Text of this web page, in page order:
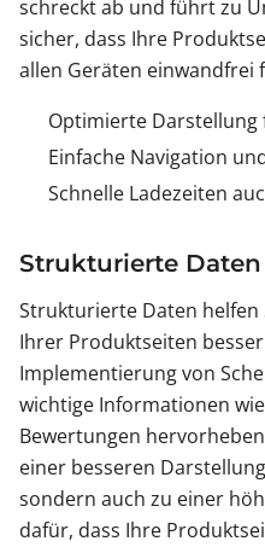
schreckt ab und führt zu
sicher, dass Ihre
allen Geräten einwandfrei
Optimierte
Einfache Navigation
Schnelle Ladezeiten
Strukturierte
Strukturierte Daten helfen
Ihrer Produktseiten
Implementierung von
wichtige Informationen
Bewertungen
einer besseren
sondern auch zu einer
dafür, dass Ihre